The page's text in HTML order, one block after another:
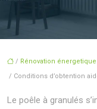
/ Rénovation énergetique
/ Conditions d’obtention
Le poêle à granulés